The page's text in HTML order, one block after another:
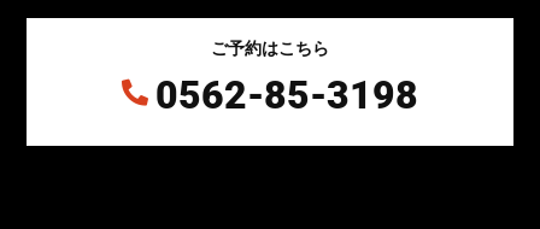
ご予約はこちら
 0562-85-3198